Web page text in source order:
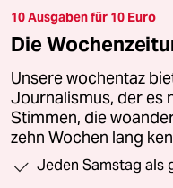
10 Ausgaben für 10 Euro
Die
Unsere wochentaz
Journalismus, der es
Stimmen, die
zehn Wochen lang
Jeden Samstag als